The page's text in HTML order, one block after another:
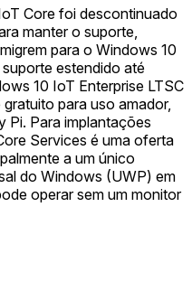
Core foi descontinuado
manter o suporte,
para o Windows 10
estendido até
10 IoT Enterprise LTSC
para uso amador,
Pi. Para implantações
Services é uma oferta
a um único
do Windows (UWP) em
operar sem um monitor